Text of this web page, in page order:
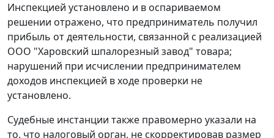
Инспекцией установлено и в оспариваемом
решении отражено, что предприниматель получил
прибыль от деятельности, связанной с реализацией
ООО "Харовский шпалорезный завод" товара;
нарушений при исчислении предпринимателем
доходов инспекцией в ходе проверки не
установлено.
Судебные инстанции также правомерно указали на
то, что налоговый орган, не скорректировав размер